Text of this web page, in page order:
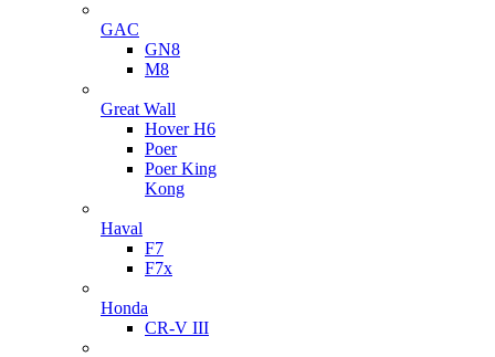
GAC
GN8
M8
Great Wall
Hover H6
Poer
Poer King
Kong
Haval
F7
F7x
Honda
CR-V III